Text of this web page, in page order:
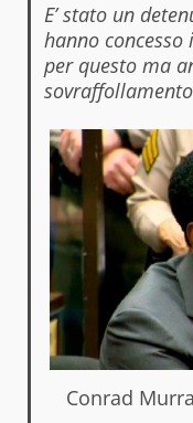
E’ stato un
hanno
per questo ma
Conrad